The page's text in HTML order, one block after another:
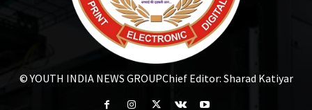
© YOUTH INDIA NEWS GROUPChief Editor: Sharad Katiyar